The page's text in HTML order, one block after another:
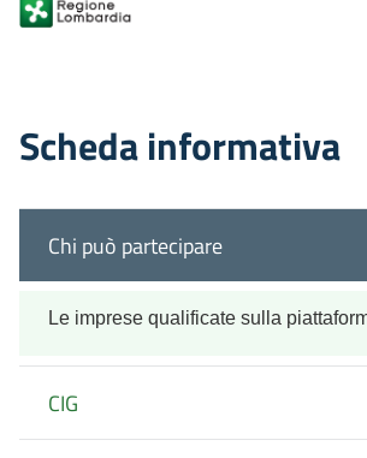
Scheda informativa
Chi può partecipare
Le imprese qualificate sulla
CIG